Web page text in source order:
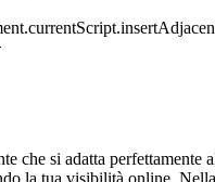
che si adatta